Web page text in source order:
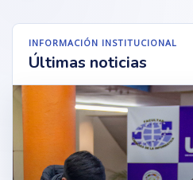
INFORMACIÓN INSTITUCIONAL
Últimas noticias